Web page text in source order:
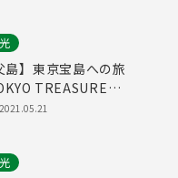
島】東京宝島への旅
TREASURE
2021.05.21